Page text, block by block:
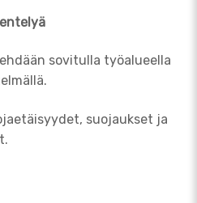
sovitulla työalueella
suojaukset ja